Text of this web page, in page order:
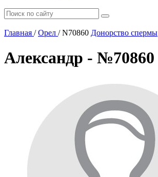
Главная / Орел /N70860 Донорство спермы
Александр - №70860